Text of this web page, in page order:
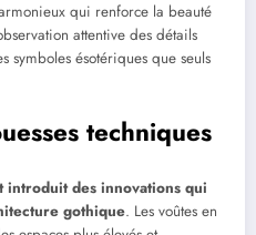
qui renforce la beauté
attentive des détails
symboles ésotériques que seuls
techniques
introduit des innovations qui
gothique. Les voûtes en